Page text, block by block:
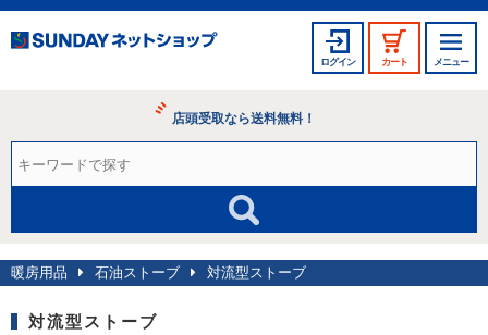
ログイン カート メニュー
店頭受取なら送料無料！
暖房用品 石油ストーブ 対流型ストーブ
対流型ストーブ